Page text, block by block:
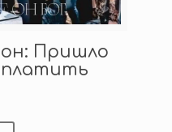
Пришло